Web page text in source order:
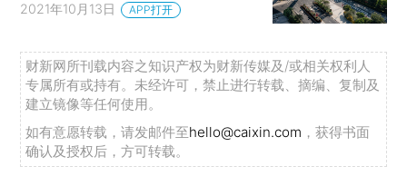
2021年10月13日 APP打开
财新网所刊载内容之知识产权为财新传媒及/或相关权利人
专属所有或持有。未经许可，禁止进行转载、摘编、复制及
建立镜像等任何使用。
如有意愿转载，请发邮件至hello@caixin.com ，获得书面
确认及授权后，方可转载。